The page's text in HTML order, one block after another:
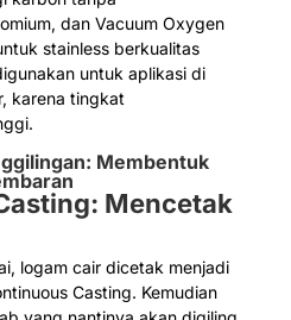
dan Vacuum Oxygen
stainless berkualitas
untuk aplikasi di
karena tingkat
Membentuk
Mencetak
logam cair dicetak menjadi
Casting. Kemudian